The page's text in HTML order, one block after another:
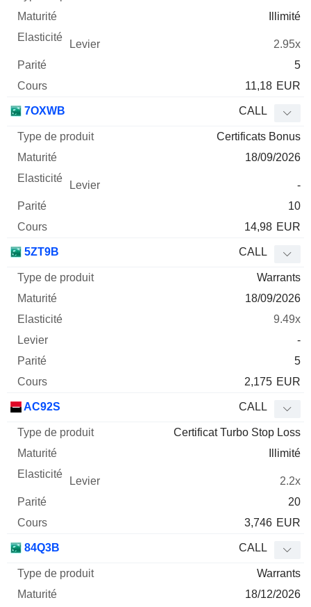
Illimité
2.95x
5
11,18 EUR
7OXWB CALL
Certificats Bonus
18/09/2026
-
10
14,98 EUR
5ZT9B CALL
Warrants
18/09/2026
9.49x
-
5
2,175 EUR
AC92S CALL
Certificat Turbo Stop Loss
Illimité
2.2x
20
3,746 EUR
84Q3B CALL
Warrants
18/12/2026